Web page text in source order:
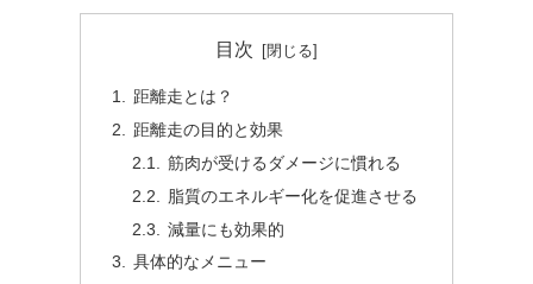
目次
距離走とは？
距離走の目的と効果
筋肉が受けるダメージに慣れる
脂質のエネルギー化を促進させる
減量にも効果的
具体的なメニュー